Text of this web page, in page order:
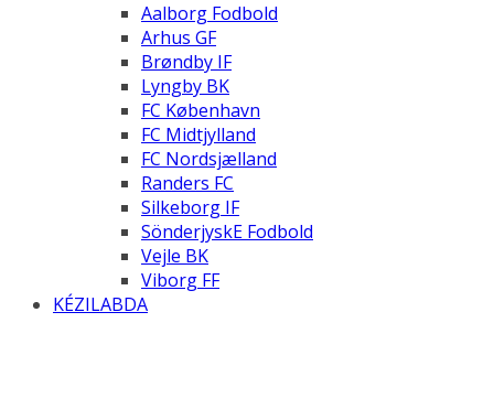
Aalborg Fodbold
Arhus GF
Brøndby IF
Lyngby BK
FC København
FC Midtjylland
FC Nordsjælland
Randers FC
Silkeborg IF
SönderjyskE Fodbold
Vejle BK
Viborg FF
KÉZILABDA